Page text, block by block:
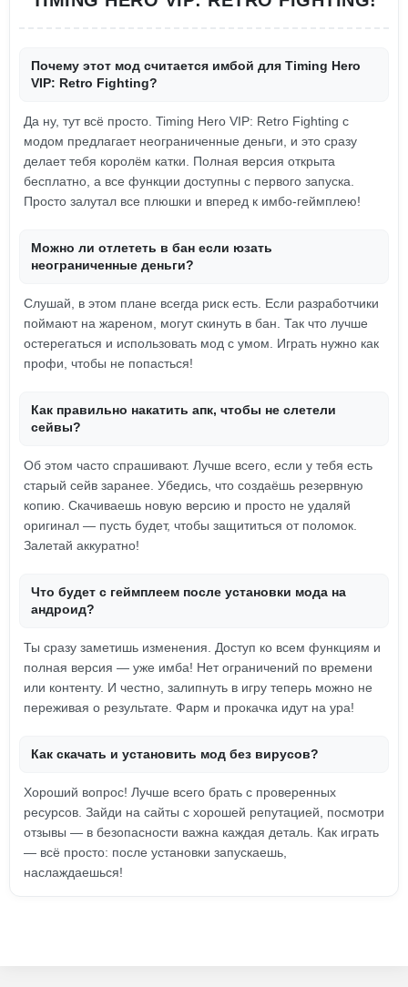
Почему этот мод считается имбой для Timing Hero
VIP: Retro Fighting?
Да ну, тут всё просто. Timing Hero VIP: Retro Fighting с
модом предлагает неограниченные деньги, и это сразу
делает тебя королём катки. Полная версия открыта
бесплатно, а все функции доступны с первого запуска.
Просто залутал все плюшки и вперед к имбо-геймплею!
Можно ли отлететь в бан если юзать
неограниченные деньги?
Слушай, в этом плане всегда риск есть. Если разработчики
поймают на жареном, могут скинуть в бан. Так что лучше
остерегаться и использовать мод с умом. Играть нужно как
профи, чтобы не попасться!
Как правильно накатить апк, чтобы не слетели
сейвы?
Об этом часто спрашивают. Лучше всего, если у тебя есть
старый сейв заранее. Убедись, что создаёшь резервную
копию. Скачиваешь новую версию и просто не удаляй
оригинал — пусть будет, чтобы защититься от поломок.
Залетай аккуратно!
Что будет с геймплеем после установки мода на
андроид?
Ты сразу заметишь изменения. Доступ ко всем функциям и
полная версия — уже имба! Нет ограничений по времени
или контенту. И честно, залипнуть в игру теперь можно не
переживая о результате. Фарм и прокачка идут на ура!
Как скачать и установить мод без вирусов?
Хороший вопрос! Лучше всего брать с проверенных
ресурсов. Зайди на сайты с хорошей репутацией, посмотри
отзывы — в безопасности важна каждая деталь. Как играть
— всё просто: после установки запускаешь,
наслаждаешься!